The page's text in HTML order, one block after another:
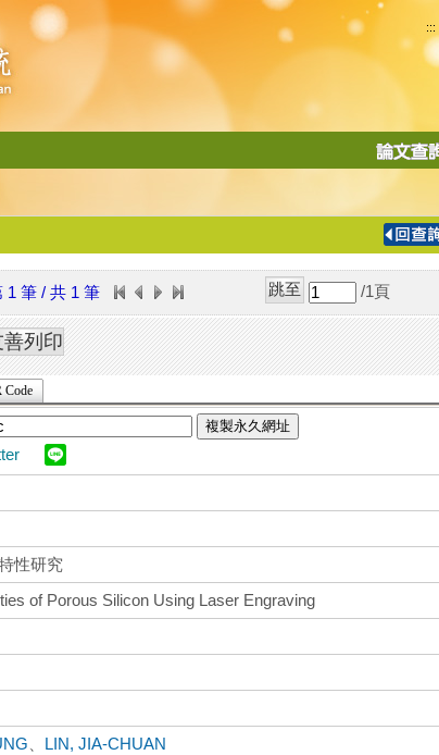
:::
導
1 筆 / 共 1 筆 /1 頁
Code
複製永久網址
性研究
of Porous Silicon Using Laser Engraving
LIN, JIA-CHUAN